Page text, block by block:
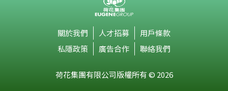
關於我們 人才招募
用戶條款
私隱政策
廣告合作 聯絡我們
荷花集團有限公司版權所有 © 2026